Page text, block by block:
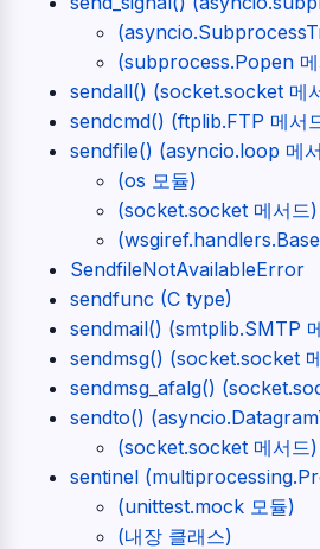
(subprocess.Popen
sendall() (socket.socket 메
sendcmd() (ftplib.FTP 메서
sendfile() (asyncio.loop 메
(os 모듈)
(socket.socket 메서드)
SendfileNotAvailableError
sendfunc (C type)
sendmail() (smtplib.SMTP
sendmsg() (socket.socket
sendmsg_afalg()
sendto()
(socket.socket 메서드)
sentinel
(unittest.mock 모듈)
(내장 클래스)